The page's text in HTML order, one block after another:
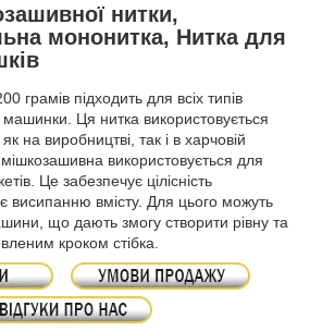
нитки,
мононитка, Нитка для
грамів підходить для всіх типів
машинки. Ця нитка використовується
на виробництві, так і в харчовій
використовується для
Це забезпечує цілісність
висипанню вмісту. Для цього можуть
що дають змогу створити рівну та
кроком стібка.